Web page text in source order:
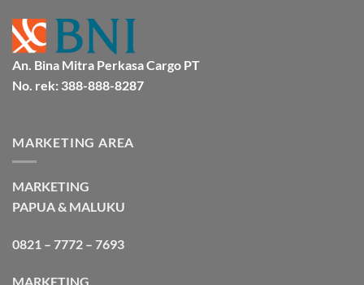
An. Bina Mitra Perkasa Cargo PT
No. rek: 388-888-8287
MARKETING AREA
MARKETING
PAPUA & MALUKU
0821 – 7772 – 7693
MARKETING